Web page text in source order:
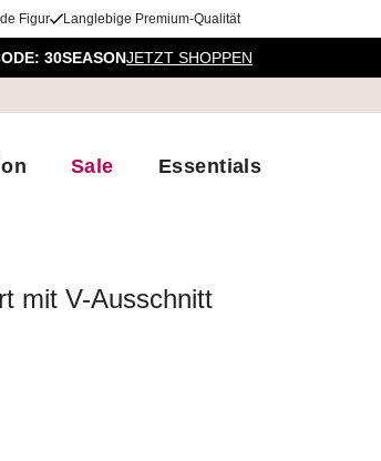
Figur Langlebige Premium-Qualität
30SEASONJETZT SHOPPEN
Sale Essentials
mit V-Ausschnitt